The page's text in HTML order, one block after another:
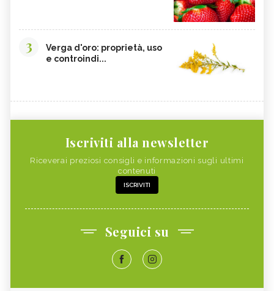
3
Verga d'oro: proprietà, uso
e controindi...
Iscriviti alla newsletter
Riceverai preziosi consigli e informazioni sugli ultimi
contenuti
ISCRIVITI
Seguici su